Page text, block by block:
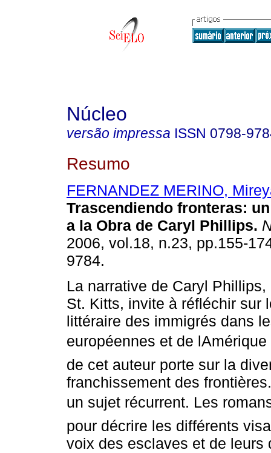
Núcleo
versão impressa ISSN 0798-
Resumo
FERNANDEZ MERINO,
Trascendiendo fronteras:
a la Obra de Caryl Phillips.
2006, vol.18, n.23, pp.155-
9784.
La narrative de Caryl
St. Kitts, invite à réfléchir sur
littéraire des immigrés dans
européennes et de lAmérique
de cet auteur porte sur la
franchissement des
un sujet récurrent. Les
pour décrire les différents
voix des esclaves et de leurs